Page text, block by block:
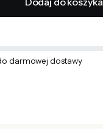
darmowej dostawy